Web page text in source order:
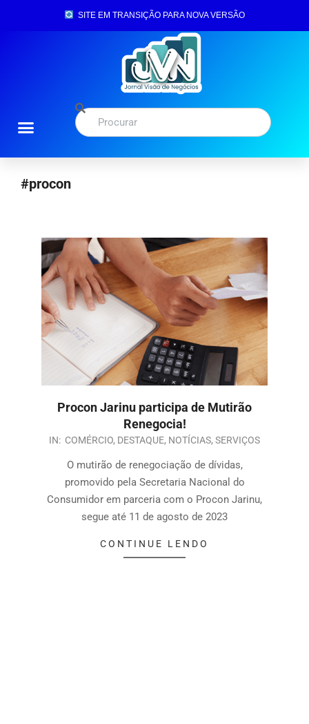
SITE EM TRANSIÇÃO PARA NOVA VERSÃO
#procon
Procon Jarinu participa de Mutirão
Renegocia!
IN: COMÉRCIO, DESTAQUE, NOTÍCIAS, SERVIÇOS
O mutirão de renegociação de dívidas,
promovido pela Secretaria Nacional do
Consumidor em parceria com o Procon Jarinu,
segue até 11 de agosto de 2023
CONTINUE LENDO